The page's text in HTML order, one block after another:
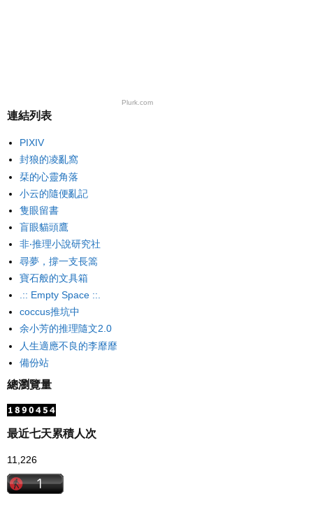
Plurk.com
連結列表
PIXIV
封狼的凌亂窩
栞的心靈角落
小云的隨便亂記
隻眼留書
盲眼貓頭鷹
非‧推理小說研究社
尋夢，撐一支長篙
寶石般的文具箱
.:: Empty Space ::.
coccus推坑中
余小芳的推理隨文2.0
人生適應不良的李靡靡
備份站
總瀏覽量
最近七天累積人次
11,226